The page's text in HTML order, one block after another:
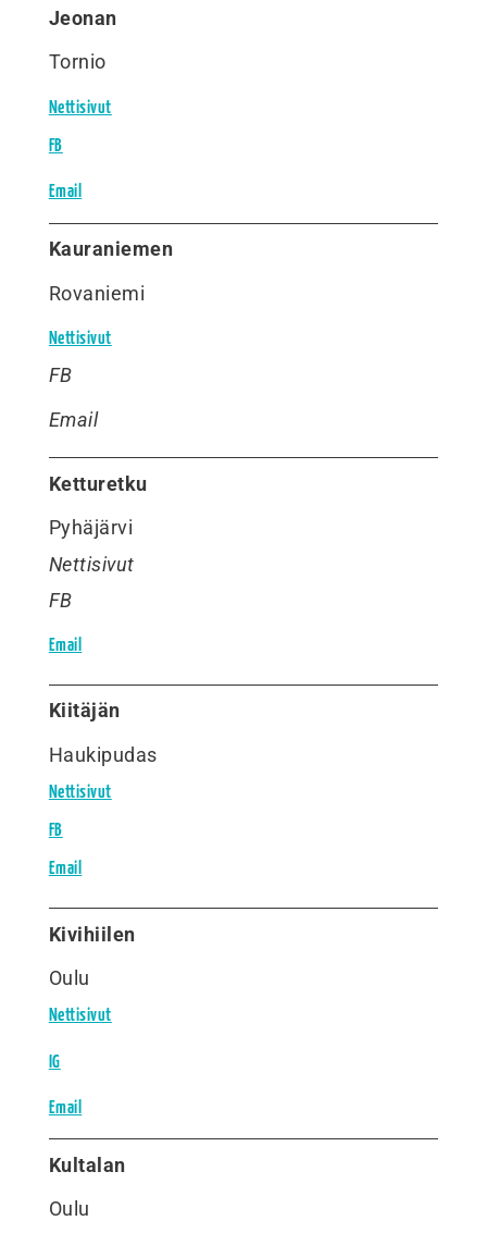
Jeonan
Tornio
Nettisivut
FB
Email
Kauraniemen
Rovaniemi
Nettisivut
FB
Email
Ketturetku
Pyhäjärvi
Nettisivut
FB
Email
Kiitäjän
Haukipudas
Nettisivut
FB
Email
Kivihiilen
Oulu
Nettisivut
IG
Email
Kultalan
Oulu